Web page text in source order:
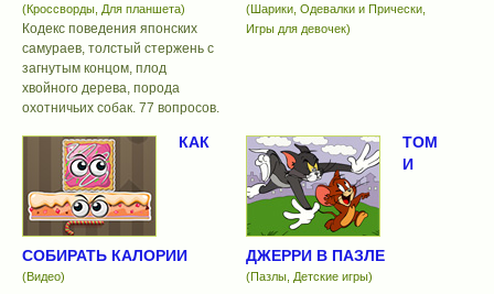
(Кроссворды, Для планшета)
Кодекс поведения японских
самураев, толстый стержень с
загнутым концом, плод
хвойного дерева, порода
охотничьих собак. 77 вопросов.
(Шарики, Одевалки и Прически,
Игры для девочек)
КАК
СОБИРАТЬ КАЛОРИИ
(Видео)
ТОМ
И
ДЖЕРРИ В ПАЗЛЕ
(Пазлы, Детские игры)